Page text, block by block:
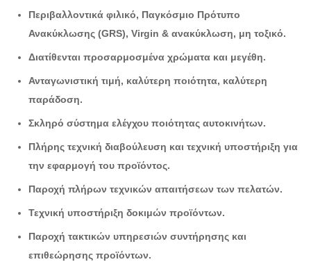
Περιβαλλοντικά φιλικό, Παγκόσμιο Πρότυπο
Ανακύκλωσης (GRS), Virgin & ανακύκλωση, μη τοξικό.
Διατίθενται προσαρμοσμένα χρώματα και μεγέθη.
Ανταγωνιστική τιμή, καλύτερη ποιότητα, καλύτερη
παράδοση.
Σκληρό σύστημα ελέγχου ποιότητας αυτοκινήτων.
Πλήρης τεχνική διαβούλευση και τεχνική υποστήριξη για
την εφαρμογή του προϊόντος.
Παροχή πλήρων τεχνικών απαιτήσεων των πελατών.
Τεχνική υποστήριξη δοκιμών προϊόντων.
Παροχή τακτικών υπηρεσιών συντήρησης και
επιθεώρησης προϊόντων.